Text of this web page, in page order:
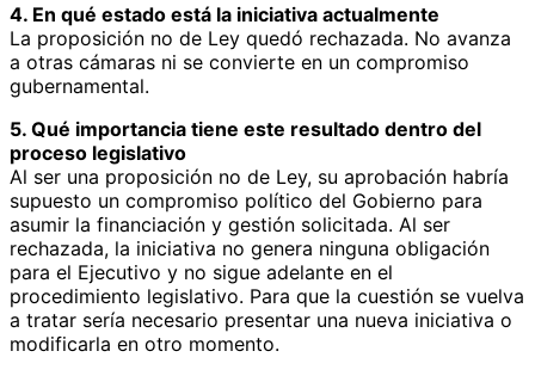
4. En qué estado está la iniciativa actualmente
La proposición no de Ley quedó rechazada. No avanza
a otras cámaras ni se convierte en un compromiso
gubernamental.
5. Qué importancia tiene este resultado dentro del
proceso legislativo
Al ser una proposición no de Ley, su aprobación habría
supuesto un compromiso político del Gobierno para
asumir la financiación y gestión solicitada. Al ser
rechazada, la iniciativa no genera ninguna obligación
para el Ejecutivo y no sigue adelante en el
procedimiento legislativo. Para que la cuestión se vuelva
a tratar sería necesario presentar una nueva iniciativa o
modificarla en otro momento.